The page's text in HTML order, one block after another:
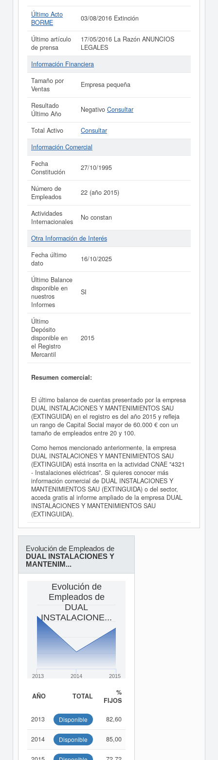
Último Acto
BORME
03/08/2016 Extinción
Último artículo
de prensa
17/05/2016 La Razón ANUNCIOS
LEGALES
Información Financiera
Tamaño por
Ventas
Empresa pequeña
Resultado
Último Año
Negativo Consultar
Total Activo
Consultar
Información Comercial
Fecha
Constitución
27/10/1995
Número de
Empleados
22 (año 2015)
Actividades
Internacionales
No constan
Otra Información de Interés
Fecha último
dato
16/10/2025
Último Balance
disponible en
nuestros
Informes
SI
Último
Depósito
disponible en
el Registro
Mercantil
2015
Resumen comercial:
El último balance de cuentas presentado por la empresa
DUAL INSTALACIONES Y MANTENIMIENTOS SAU
(EXTINGUIDA) en el registro es del año 2015 y refleja
un rango de Capital Social mayor de 60.000 € con un
tamaño de empleados entre 20 y 100.
Como hemos mencionado anteriormente, la empresa
DUAL INSTALACIONES Y MANTENIMIENTOS SAU
(EXTINGUIDA) está inscrita en la actividad CNAE "4321
- Instalaciones eléctricas". Si quieres conocer más
información comercial de DUAL INSTALACIONES Y
MANTENIMIENTOS SAU (EXTINGUIDA) o del sector,
acceda gratis al informe ampliado de la empresa DUAL
INSTALACIONES Y MANTENIMIENTOS SAU
(EXTINGUIDA).
Evolución de Empleados de
DUAL INSTALACIONES Y
MANTENIM...
Evolución de
Empleados de
DUAL
INSTALACIONE...
2013 2014 2015
AÑO TOTAL
%
FIJOS
2013 Disponible 82,60
2014 Disponible 85,00